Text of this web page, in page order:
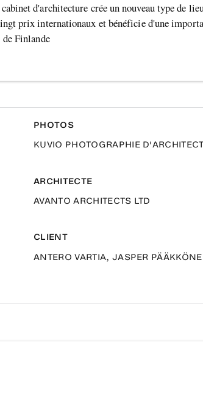
d'architecture crée un nouveau type de
prix internationaux et bénéficie d'une
Finlande
PHOTOS
KUVIO PHOTOGRAPHIE
ARCHITECTE
AVANTO ARCHITECTS LTD
CLIENT
ANTERO VARTIA, JASPER